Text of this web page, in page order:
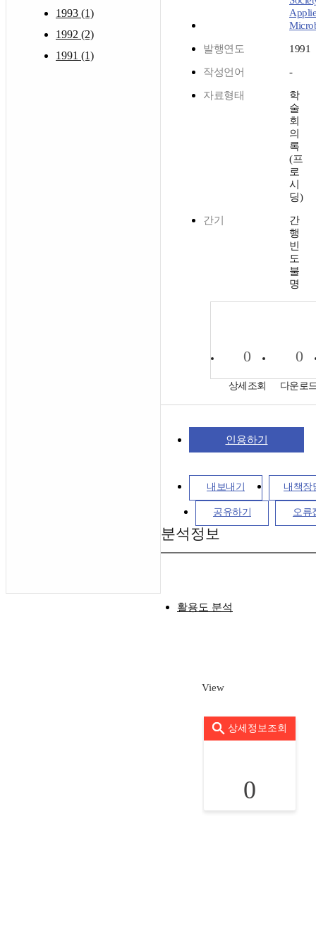
1993 (1)
1992 (2)
1991 (1)
발행연도 1991
작성언어 -
자료형태
학
술
회
의
록
(프
로
시
딩)
간기
간
행
빈
도
불
명
0
상세조회
0
다운로
인용하기
내보내기 내책장
공유하기 오류
분석정보
활용도 분석
View
상세정보조회
0